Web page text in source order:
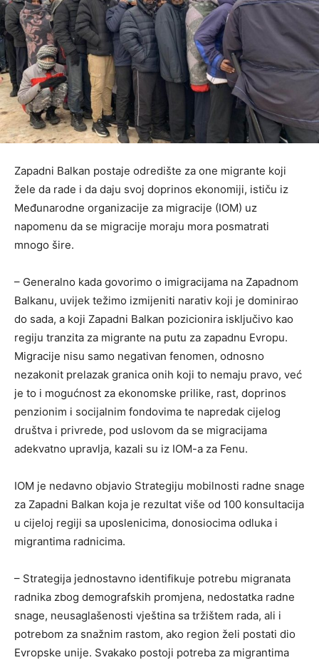
Zapadni Balkan postaje odredište za one migrante koji
žele da rade i da daju svoj doprinos ekonomiji, ističu iz
Međunarodne organizacije za migracije (IOM) uz
napomenu da se migracije moraju mora posmatrati
mnogo šire.
– Generalno kada govorimo o imigracijama na Zapadnom
Balkanu, uvijek težimo izmijeniti narativ koji je dominirao
do sada, a koji Zapadni Balkan pozicionira isključivo kao
regiju tranzita za migrante na putu za zapadnu Evropu.
Migracije nisu samo negativan fenomen, odnosno
nezakonit prelazak granica onih koji to nemaju pravo, već
je to i mogućnost za ekonomske prilike, rast, doprinos
penzionim i socijalnim fondovima te napredak cijelog
društva i privrede, pod uslovom da se migracijama
adekvatno upravlja, kazali su iz IOM-a za Fenu.
IOM je nedavno objavio Strategiju mobilnosti radne snage
za Zapadni Balkan koja je rezultat više od 100 konsultacija
u cijeloj regiji sa uposlenicima, donosiocima odluka i
migrantima radnicima.
– Strategija jednostavno identifikuje potrebu migranata
radnika zbog demografskih promjena, nedostatka radne
snage, neusaglašenosti vještina sa tržištem rada, ali i
potrebom za snažnim rastom, ako region želi postati dio
Evropske unije. Svakako postoji potreba za migrantima